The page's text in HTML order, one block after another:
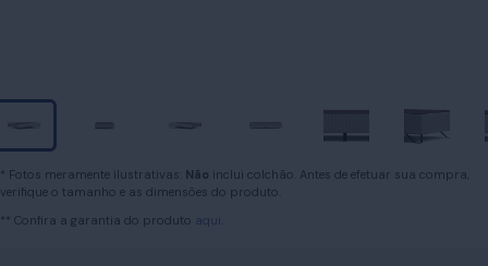
* Fotos meramente ilustrativas: Não inclui colchão. Antes de efetuar sua compra,
verifique o tamanho e as dimensões do produto.
** Confira a garantia do produto aqui.